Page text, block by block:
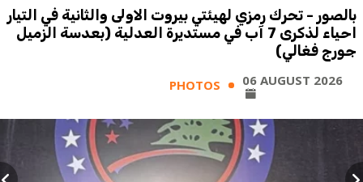
بالصور - تحرك رمزي لهيئتي بيروت الاولى والثانية في التيار
احياء لذكرى 7 آب في مستديرة العدلية (بعدسة الزميل
جورج فغالي)
PHOTOS 06 AUGUST 2026